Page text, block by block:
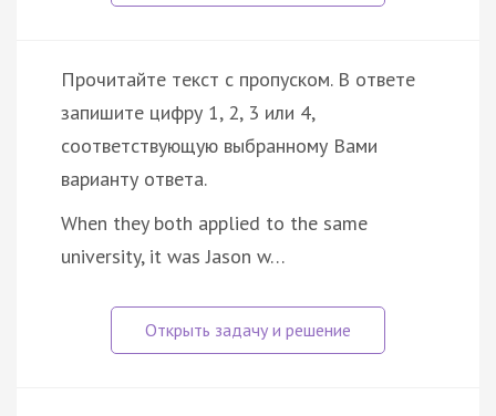
Прочитайте текст с пропуском. В ответе
запишите цифру 1, 2, 3 или 4,
соответствующую выбранному Вами
варианту ответа.
When they both applied to the same
university, it was Jason w…